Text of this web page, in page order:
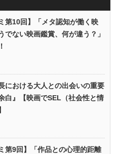
第10回】「メタ認知が働く映
でない映画鑑賞、何が違う？」
における大人との出会いの重要
白』【映画でSEL（社会性と情
第9回】「作品との心理的距離